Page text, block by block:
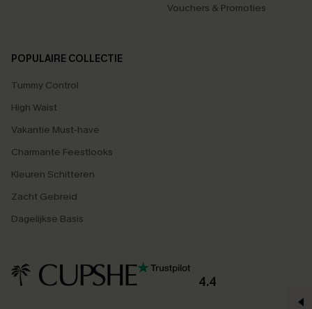
Vouchers & Promoties
POPULAIRE COLLECTIE
Tummy Control
High Waist
Vakantie Must-have
Charmante Feestlooks
Kleuren Schitteren
Zacht Gebreid
Dagelijkse Basis
4.4